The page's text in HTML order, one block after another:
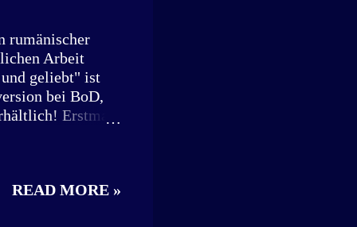
rumänischer
Arbeit
geliebt" ist
bei BoD,
Erstmals
READ MORE »